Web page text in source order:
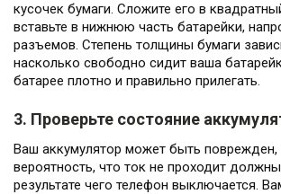
кусочек бумаги. Сложите его в
вставьте в нижнюю часть батарейки,
разъемов. Степень толщины бумаги
насколько свободно сидит ваша
батарее плотно и правильно прилегать.
3. Проверьте состояние
Ваш аккумулятор может быть поврежден,
вероятность, что ток не проходит
результате чего телефон выключается.